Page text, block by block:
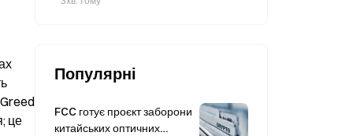
це
Популярні
FCC готує проєкт заборони
китайських оптичних